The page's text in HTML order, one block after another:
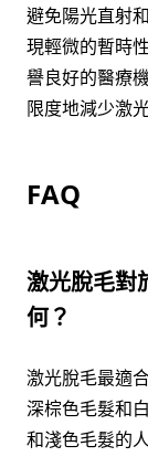
避免陽光直射
現輕微的暫時
譽良好的醫療
限度地減少激
FAQ
激光脫毛對
何？
激光脫毛最適
深棕色毛髮和
和淺色毛髮的